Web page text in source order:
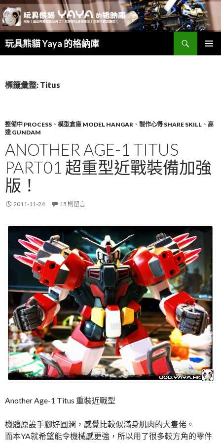
玩具熊貓 Yaya 的格納庫
尋
要
標籤彙整: Titus
整備中 PROCESS 、 模型倉庫 MODEL HANGAR 、 製作心得 SHARE SKILL 、 高
達 GUNDAM
ANOTHER AGE-1 TITUS
PART01 超重型近戰裝備加強
版！
2011-11-24 15 則留言
Another Age-1 Titus 重裝近戰型
機體原設手腳好圓潤，感覺比較似滿身肌肉的大隻佬。
而本YA就希望能令機械感更強，所以用了很多較方角的零件